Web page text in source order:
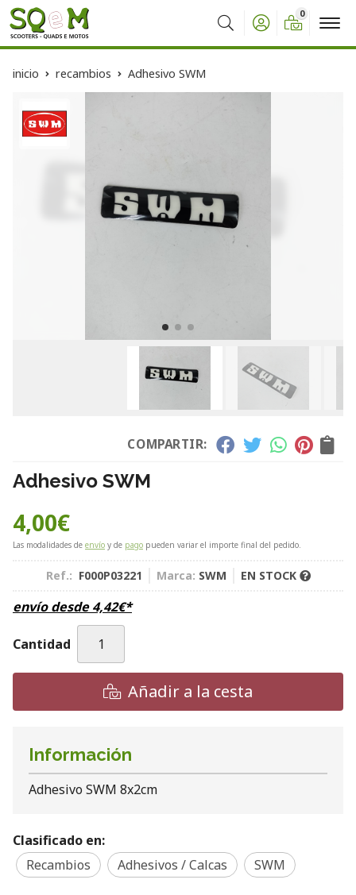
Buscar
0
inicio recambios Adhesivo SWM
COMPARTIR:
Adhesivo SWM
4,00€
Las modalidades de envío y de pago pueden variar el importe final del pedido.
Ref.: F000P03221 Marca: SWM EN STOCK
envío desde4,42€*
Cantidad
Añadir a la cesta
Información
Adhesivo SWM 8x2cm
Clasificado en:
Recambios
Adhesivos / Calcas SWM